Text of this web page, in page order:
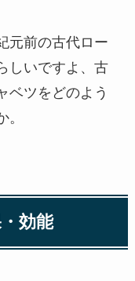
元前の古代ロー
しいですよ、古
ベツをどのよう
効能